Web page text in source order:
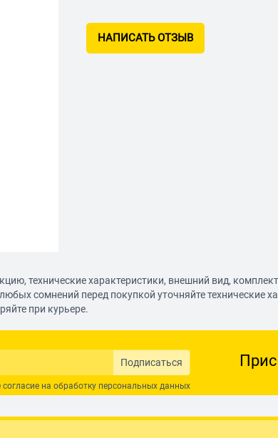
НАПИСАТЬ ОТЗЫВ
технические характеристики, внешний вид,
сомнений перед покупкой уточняйте технические
при курьере.
Подписаться
на обработку персональных данных